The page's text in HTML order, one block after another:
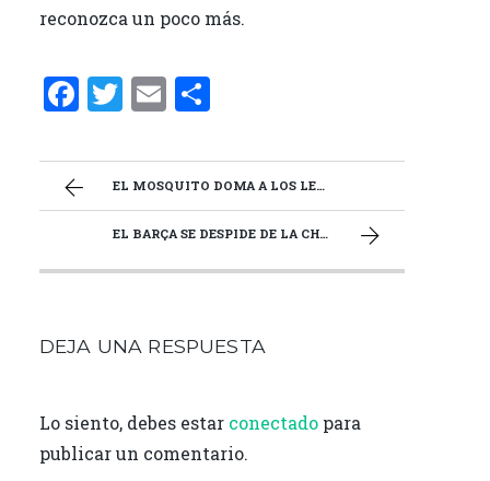
reconozca un poco más.
F
ce
b
o
T
it
te
r
E
ai
l
C
m
p
ar
ti
EL MOSQUITO DOMA A LOS LEONES CON UN RECITAL
EL BARÇA SE DESPIDE DE LA CHAMPIONS ANTE SU BESTIA NEGRA
DEJA UNA RESPUESTA
Lo siento, debes estar conectadopara
publicar un comentario.